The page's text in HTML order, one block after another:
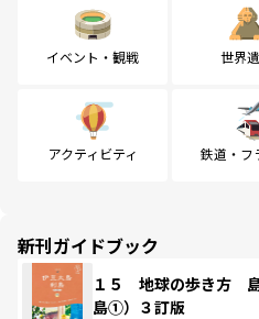
イベント・観戦 世界
アクティビティ 鉄道・フ
新刊ガイドブック
１５ 地球の歩き方
島①）３訂版